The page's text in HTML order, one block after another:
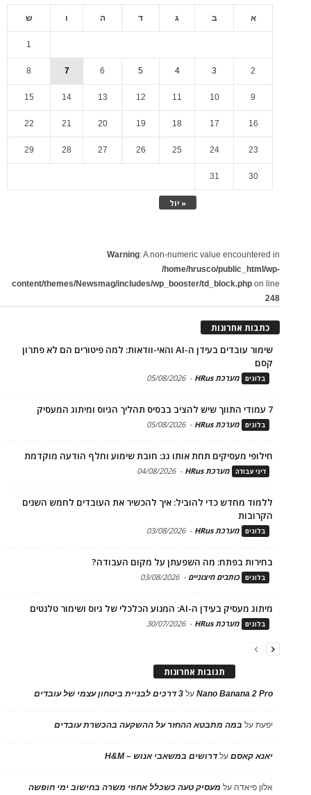
א ב ג ד ה ו ש
« יול
1
2
3
4
5
6
7
8
9
10
11
12
13
14
15
16
17
18
19
20
21
22
23
24
25
26
27
28
29
30
31
Warning: A non-numeric value encountered in
/home/hrusco/public_html/wp-
content/themes/Newsmag/includes/wp_booster/td_block.php on line
248
כתבות אחרונות
שימור עובדים בעידן ה-AI והאי-וודאות: למה פיטורים הם לא פתרון
קסם
בלוגים מערכת HRus -
05/08/2026
7 עמודי התווך שיש להציב בבסיס תהליך הגיוס ומיתוג המעסיק
בלוגים מערכת HRus -
05/08/2026
חילופי מעסיקים תחת אותו גג: חובת שימוע וחלף הודעה מוקדמת
דיני עבודה מערכת HRus -
04/08/2026
ללמוד מחדש כדי להוביל: איך להכשיר את העובדים לחמש השנים
הקרובות
בלוגים מערכת HRus -
03/08/2026
בחירות בפתח: מה השפעתן על מקום העבודה?
בלוגים כותבים חיצוניים -
03/08/2026
מיתוג מעסיק בעידן ה-AI: המנוע הכלכלי של גיוס ושימור טלנטים
בלוגים מערכת HRus -
30/07/2026
תגובות אחרונות
Nano Banana 2 Proעל 3 דרכים לבניית ביטחון עצמי של עובדים
יפעתעל במה מתבטא ההחזר על ההשקעה בהכשרת עובדים
יאנא קאסםעלדרושים במשאבי אנוש – H&M
אלון פיאדה על מעסיק טעה כשכלל אחוזי משרה בחישוב ימי חופשה